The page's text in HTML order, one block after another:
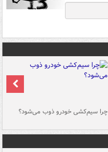
چرا سیم‌کشی خودرو ذوب می‌شود؟